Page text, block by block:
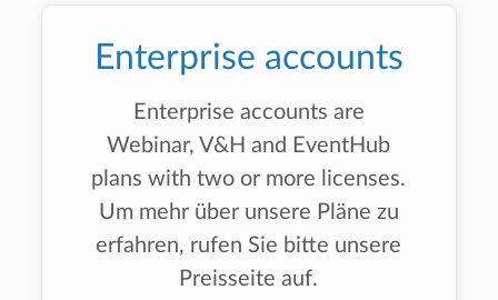
Enterprise accounts
Enterprise accounts are
Webinar, V&H and EventHub
plans with two or more licenses.
Um mehr über unsere Pläne zu
erfahren, rufen Sie bitte unsere
Preisseite auf.